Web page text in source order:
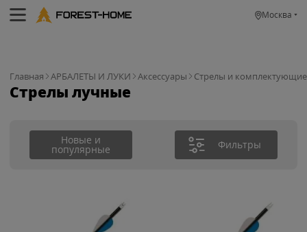
Москва
Главная АРБАЛЕТЫ И ЛУКИ Аксессуары Стрелы и комплектующие
Стрелы лучные
Новые и
популярные Фильтры